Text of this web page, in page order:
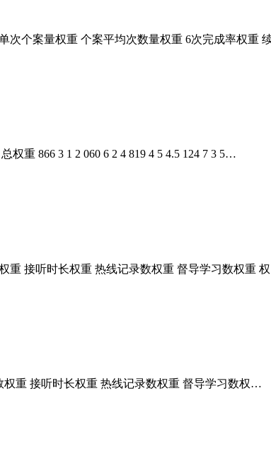
次个案量权重 个案平均次数量权重 6次完成率权重
重 866 3 1 2 060 6 2 4 819 4 5 4.5 124 7 3 5…
重 接听时长权重 热线记录数权重 督导学习数权重
重 接听时长权重 热线记录数权重 督导学习数权…